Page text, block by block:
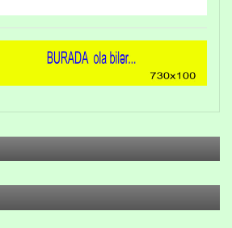
şəbəkələrdə söyüş niyə artıb?
- 1937-ci ildən fəaliyyətdə
udmayacaqsan... Sən bilirsən